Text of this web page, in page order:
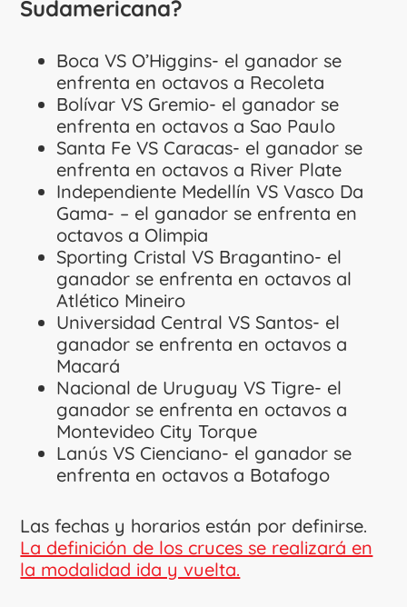
Sudamericana?
Boca VS O’Higgins- el ganador se
enfrenta en octavos a Recoleta
Bolívar VS Gremio- el ganador se
enfrenta en octavos a Sao Paulo
Santa Fe VS Caracas- el ganador se
enfrenta en octavos a River Plate
Independiente Medellín VS Vasco Da
Gama- – el ganador se enfrenta en
octavos a Olimpia
Sporting Cristal VS Bragantino- el
ganador se enfrenta en octavos al
Atlético Mineiro
Universidad Central VS Santos- el
ganador se enfrenta en octavos a
Macará
Nacional de Uruguay VS Tigre- el
ganador se enfrenta en octavos a
Montevideo City Torque
Lanús VS Cienciano- el ganador se
enfrenta en octavos a Botafogo
Las fechas y horarios están por definirse.
La definición de los cruces se realizará en
la modalidad ida y vuelta.